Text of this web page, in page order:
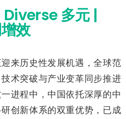
多元 |
效
来历史性发展机遇，全球范
术突破与产业变革同步推进
进程中，中国依托深厚的中
创新体系的双重优势，已成